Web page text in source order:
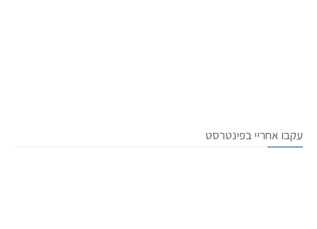
עקבו אחריי בפינטרסט